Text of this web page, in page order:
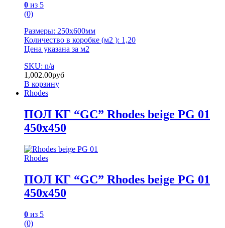
0 из 5
(0)
Размеры: 250х600мм
Количество в коробке (м2 ): 1,20
Цена указана за м2
SKU: n/a
1,002.00руб
В корзину
Rhodes
ПОЛ КГ “GC” Rhodes beige PG 01
450х450
Rhodes
ПОЛ КГ “GC” Rhodes beige PG 01
450х450
0 из 5
(0)